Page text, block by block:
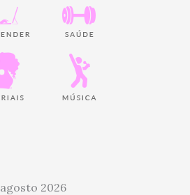
agosto 2026